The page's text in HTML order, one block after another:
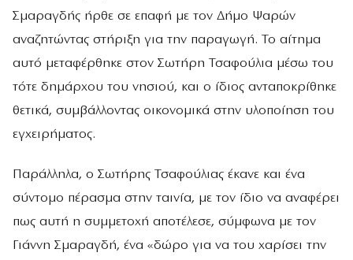
Σμαραγδής ήρθε σε επαφή με τον Δήμο Ψαρών
αναζητώντας στήριξη για την παραγωγή. Το αίτημα
αυτό μεταφέρθηκε στον Σωτήρη Τσαφούλια μέσω του
τότε δημάρχου του νησιού, και ο ίδιος ανταποκρίθηκε
θετικά, συμβάλλοντας οικονομικά στην υλοποίηση του
εγχειρήματος.
Παράλληλα, ο Σωτήρης Τσαφούλιας έκανε και ένα
σύντομο πέρασμα στην ταινία, με τον ίδιο να αναφέρει
πως αυτή η συμμετοχή αποτέλεσε, σύμφωνα με τον
Γιάννη Σμαραγδή, ένα «δώρο για να του χαρίσει την